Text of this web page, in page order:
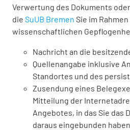
Verwertung des Dokuments
die SuUB Bremen Sie im
wissenschaftlichen
Nachricht an die
Quellenangabe inklusive
Standortes und des
Zusendung eines
Mitteilung der
Angebotes, in das Sie das
daraus eingebunden haben